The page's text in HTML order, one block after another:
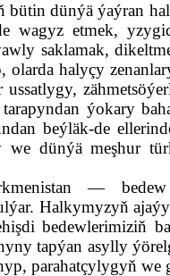
bütin dünýä ýaýran
wagyz etmek,
saklamak,
halyçy
ýokary
beýläk-de
we dünýä meşhur
—
Halkymyzyň
bedewlerimiziň
tapýan asylly
parahatçylygyň we